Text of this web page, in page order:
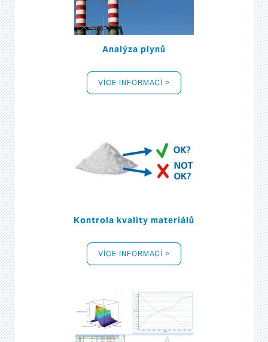
Analýza plynů
VÍCE INFORMACÍ >
Kontrola kvality materiálů
VÍCE INFORMACÍ >